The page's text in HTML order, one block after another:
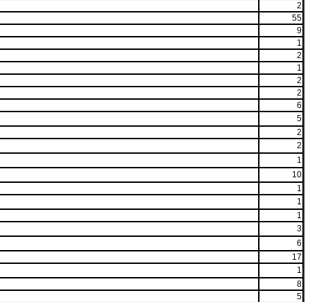
2
55
9
1
2
1
2
2
6
5
2
2
1
10
1
1
1
3
6
17
1
8
5